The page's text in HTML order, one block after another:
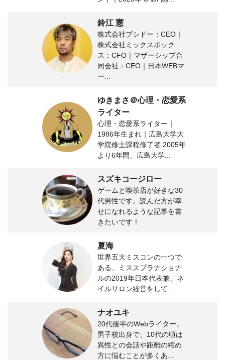
鈴江 憲
株式会社ブシドー：CEO｜
株式会社ミックスボック
ス：CFO｜マザーシップ合
同会社：CEO｜日本WEBマ
ー...
ゆきまさ＠心理・恋愛系
ライター
心理・恋愛系ライター｜
1986年生まれ｜広島大学大
学院修士課程修了者 2005年
より6年間、広島大学...
スズキコージロー
ゲームと喫茶店が好きな30
代男性です。読んだ方が幸
せになれるような記事を書
きたいです！
夏海
世界五大ミスコンの一つで
ある、ミススプラナショナ
ルの2019年日本代表兼、ネ
イルサロン経営をして...
ナオユキ
20代後半のWebライター。
男子校出身で、10代の頃は
異性との会話や距離の縮め
方に悩むことが多くあ...